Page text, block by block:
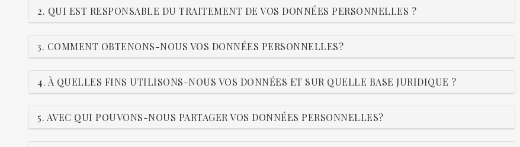
2. QUI EST RESPONSABLE DU TRAITEMENT DE VOS DONNÉES PERSONNELLES ?
3. COMMENT OBTENONS-NOUS VOS DONNÉES PERSONNELLES?
4. À QUELLES FINS UTILISONS-NOUS VOS DONNÉES ET SUR QUELLE BASE JURIDIQUE ?
5. AVEC QUI POUVONS-NOUS PARTAGER VOS DONNÉES PERSONNELLES?